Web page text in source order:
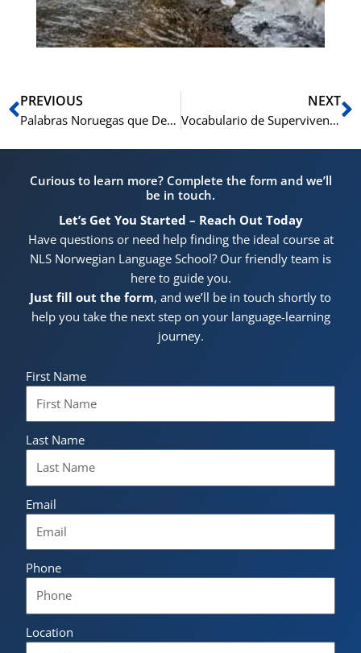
Ant
PREVIOUS
Palabras Noruegas que Debes Conocer Antes de Tu Examen de Ciudadanía
NEXT
Vocabulario de Supervivencia para el Examen de Ciudadanía Noruega
Curious to learn more? Complete the form and we’ll
be in touch.
Let’s Get You Started – Reach Out Today
Have questions or need help finding the ideal course at
NLS Norwegian Language School? Our friendly team is
here to guide you.
Just fill out the form, and we’ll be in touch shortly to
help you take the next step on your language-learning
journey.
First Name
Last Name
Email
Phone
Location